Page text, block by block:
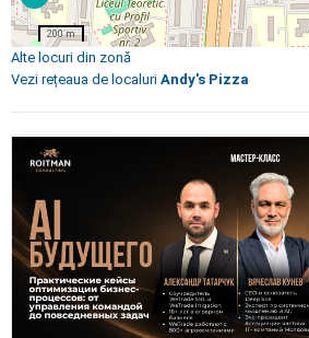
200 m
Alte locuri din zonă
Vezi rețeaua de localuri Andy's Pizza